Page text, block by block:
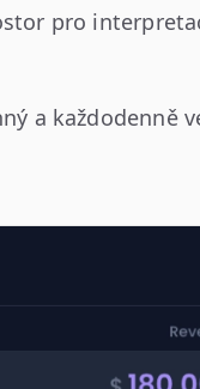
pro
a každodenně